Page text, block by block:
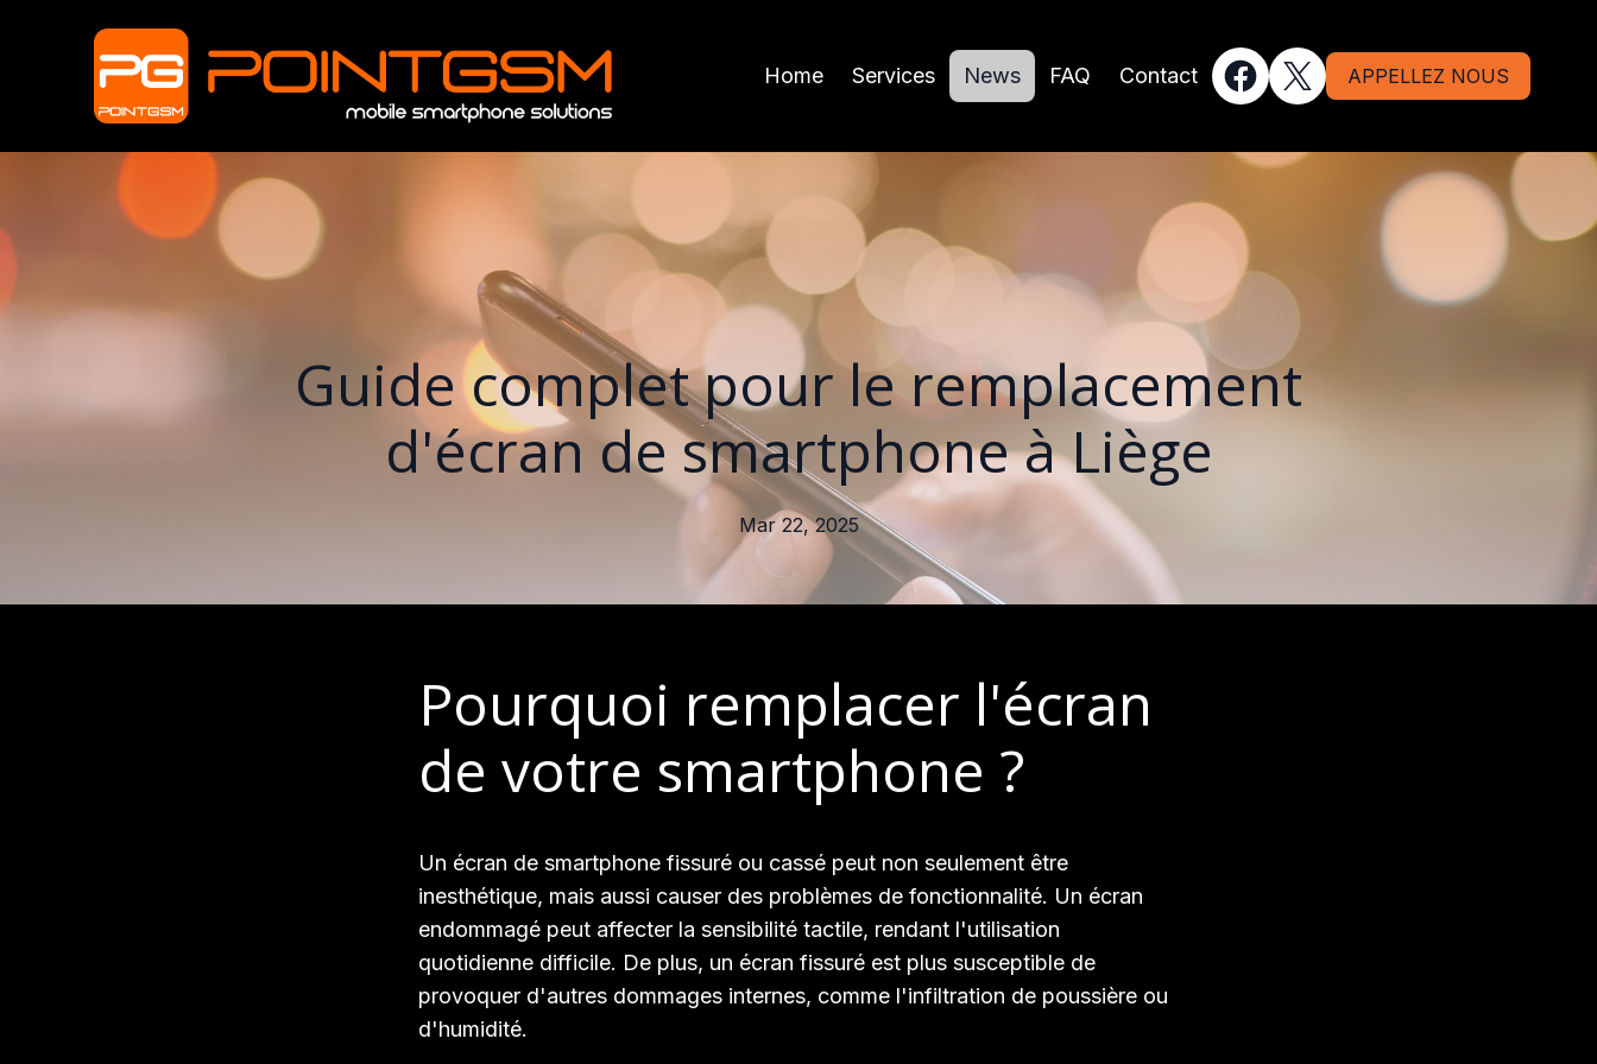
Home Services News FAQ Contact APPELLEZ NOUS
Guide complet pour le remplacement
d'écran de smartphone à Liège
Mar 22, 2025
Pourquoi remplacer l'écran
de votre smartphone ?
Un écran de smartphone fissuré ou cassé peut non seulement être
inesthétique, mais aussi causer des problèmes de fonctionnalité. Un écran
endommagé peut affecter la sensibilité tactile, rendant l'utilisation
quotidienne difficile. De plus, un écran fissuré est plus susceptible de
provoquer d'autres dommages internes, comme l'infiltration de poussière ou
d'humidité.